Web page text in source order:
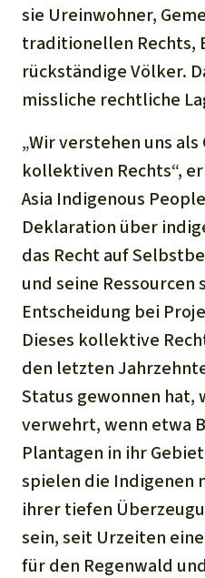
sie Ureinwohner,
traditionellen Rechts,
rückständige Völker.
missliche rechtliche
„Wir verstehen uns
kollektiven Rechts“,
Asia Indigenous
Deklaration über
das Recht auf
und seine Ressourcen
Entscheidung bei
Dieses kollektive
den letzten
Status gewonnen hat,
verwehrt, wenn etwa
Plantagen in ihr
spielen die Indigenen
ihrer tiefen
sein, seit Urzeiten
für den Regenwald